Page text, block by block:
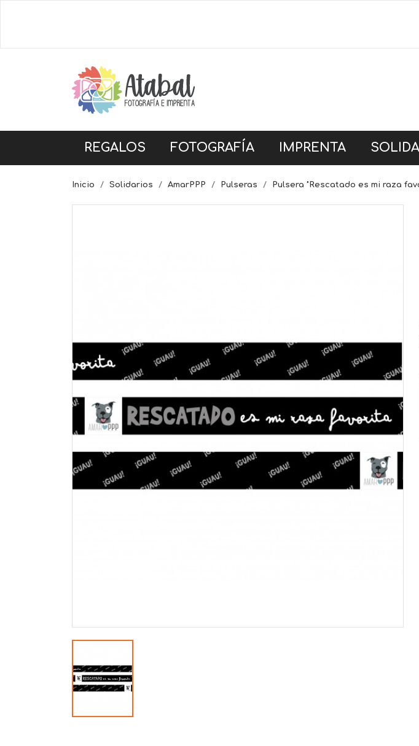
REGALOS FOTOGRAFÍA IMPRENTA
Inicio Solidarios AmarPPP Pulseras Pulsera "Rescatado es mi raza